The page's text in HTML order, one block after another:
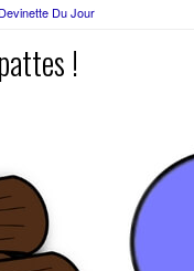
Devinette Du Jour
!